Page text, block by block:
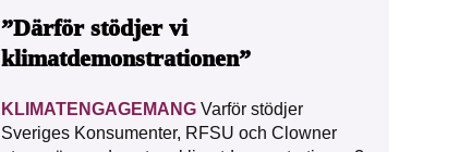
”Därför stödjer vi
klimatdemonstrationen”
KLIMATENGAGEMANG Varför stödjer
Sveriges Konsumenter, RFSU och Clowner